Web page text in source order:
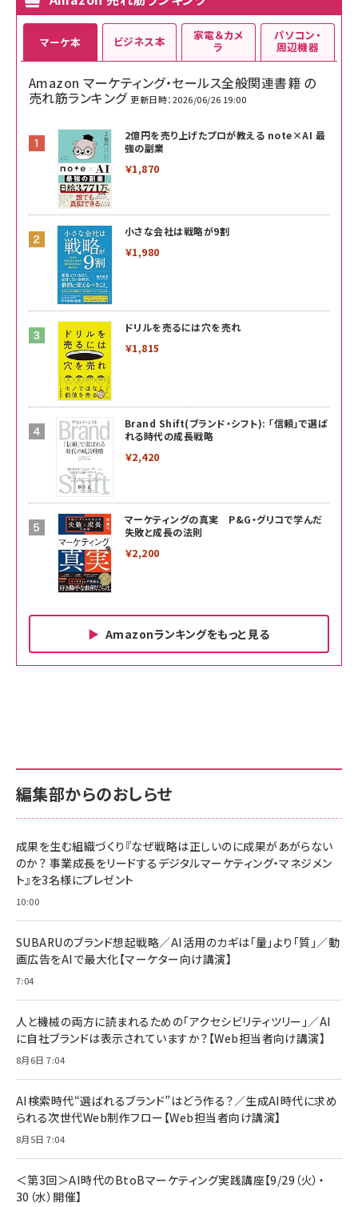
マーケ本
Amazon マーケティング・セールス全般関連書籍 の
売れ筋ランキング 更新日時：2026/06/26 19:00
2億円を売り上げたプロが教える note×AI 最
強の副業
￥1,870
小さな会社は戦略が9割
￥1,980
ドリルを売るには穴を売れ
￥1,815
Brand Shift(ブランド・シフト): 「信頼」で選ば
れる時代の成長戦略
￥2,420
マーケティングの真実 P&G・グリコで学んだ
失敗と成長の法則
￥2,200
Amazonランキングをもっと見る
ビジネス本
￥880
anan(アンアン)2026/06/24号 No.2500増刊
スペシャルエディション[王道エンタメの矜持／
￥1,100
anan(アンアン)2026/07/08号 No.2502[2026
￥880
ママ投資家が育休中に１億貯めた株式投資
組織の成果を最大化する ルールのデザイン
￥1,980
Amazonランキングをもっと見る
家電＆カメ
ラ
サポート正規品 メーカー保証5年 KLMEA128G
NIMASO ガラスフィルム iPhone 17 用 保護フィ
すい ガイド枠付き いPhone17 (6.3インチ) 対応
2枚セット DSP25F1698
￥1,599
￥6,980
全ワイヤレスイヤホン/アクティブノイズキャンセリ
技術基準適合】ブラック
￥5,990
ケーブル Anker絡まないケーブル 240W 結束バン
ド付き USB PD対応 シリコン素材採用 iPhone
17 / 16 / 15 / Galaxy iPad Pro MacBook
Pro/Air 各種対応 (1.8m ミッドナイトブラック)
￥1,890
パソコン・
周辺機器
サポート正規品 メーカー保証5年 KLMEA128G
Amazon eギフトカード - Amazonロゴ - クラ
￥5,000
Anker PowerLine III Flow USB-C & USB-C
Pro/Air 各種対応 (1.8m ミッドナイトブラック)
￥1,890
サッポロ 生ビール 黒ラベル 350ml 缶 24本 ビー
ル ケース買い【6/30応募〆切! 黒ラベルビヤセラー
￥4,857
編集部からのおしらせ
成果を生む組織づくり『なぜ戦略は正しいのに成果があがらない
のか？ 事業成長をリードするデジタルマーケティング・マネジメン
ト』を3名様にプレゼント
10:00
SUBARUのブランド想起戦略／AI活用のカギは「量」より「質」／動
画広告をAIで最大化【マーケター向け講演】
7:04
人と機械の両方に読まれるための「アクセシビリティツリー」／AI
に自社ブランドは表示されていますか？【Web担当者向け講演】
8月6日 7:04
AI検索時代“選ばれるブランド”はどう作る？／生成AI時代に求め
られる次世代Web制作フロー【Web担当者向け講演】
8月5日 7:04
＜第3回＞AI時代のBtoBマーケティング実践講座【9/29（火）・
30（水）開催】